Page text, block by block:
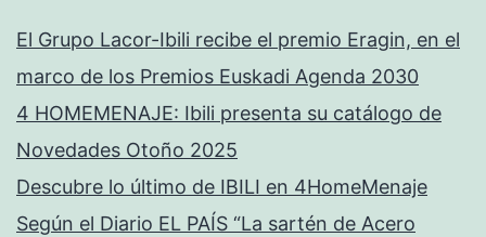
El Grupo Lacor-Ibili recibe el premio Eragin, en el
marco de los Premios Euskadi Agenda 2030
4 HOMEMENAJE: Ibili presenta su catálogo de
Novedades Otoño 2025
Descubre lo último de IBILI en 4HomeMenaje
Según el Diario EL PAÍS “La sartén de Acero